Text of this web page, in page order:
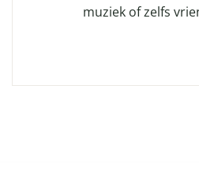
muziek of zelfs